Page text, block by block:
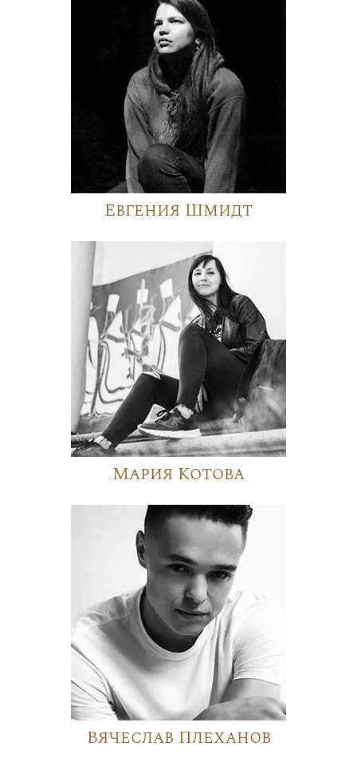
Евгения Шмидт
Мария Котова
Вячеслав Плеханов